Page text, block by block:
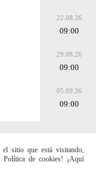
22.08.26
09:00
29.08.26
09:00
05.09.26
09:00
sitio que está visitando,
Política de cookies! ¡Aquí